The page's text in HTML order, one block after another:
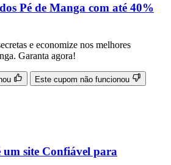
Pé de Manga com até 40%
e economize nos melhores
Garanta agora!
Este cupom não funcionou
um site Confiável para